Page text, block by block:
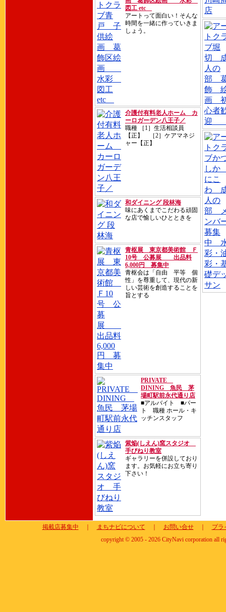
図工 etc
アートって面白い！そんな
時間を一緒に作っていきま
しょう。
介護付有料老人ホーム カ
ーロガーデン八王子／
職種 ［1］生活相談員
【正】 ［2］ケアマネジ
ャー【正】
和ダイニング 段林海
味にあくまでこだわる頑固
な店で愉しいひとときを
青枢展 東京都美術館 Ｆ
10号 公募展 出品料
6,000円 募集中
青枢会は「自由 平等 個
性」を尊重して、現代の新
しい芸術を創造することを
旨とする
PRIVATE
DINING 魚民 茅
場町駅前永代通り店
■アルバイト ■パー
ト 職種 ホール・キ
ッチンスタッフ
紫焔(しえん)窯スタジオ
手びねり教室
ギャラリーを併設しており
ます。お気軽にお立ち寄り
下さい！
掲載店募集中 まちナビについて お問い合せ｜
プラ
copyright © 2005 - 2026 CityNavi corporation all